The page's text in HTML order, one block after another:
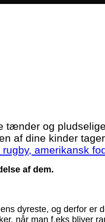
tænder og
af dine kinder
amerikansk
af dem.
dyreste, og derfor er
når man f.eks bliver